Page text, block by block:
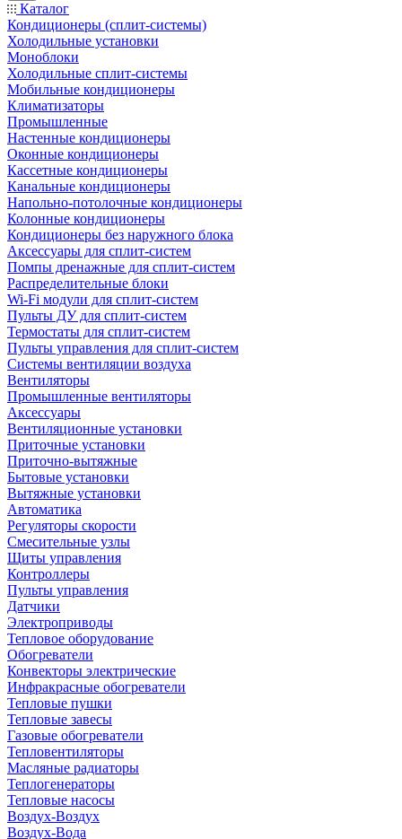
Каталог
Кондиционеры (сплит-системы)
Холодильные установки
Моноблоки
Холодильные сплит-системы
Мобильные кондиционеры
Климатизаторы
Промышленные
Настенные кондиционеры
Оконные кондиционеры
Кассетные кондиционеры
Канальные кондиционеры
Напольно-потолочные кондиционеры
Колонные кондиционеры
Кондиционеры без наружного блока
Аксессуары для сплит-систем
Помпы дренажные для сплит-систем
Распределительные блоки
Wi-Fi модули для сплит-систем
Пульты ДУ для сплит-систем
Термостаты для сплит-систем
Пульты управления для сплит-систем
Системы вентиляции воздуха
Вентиляторы
Промышленные вентиляторы
Аксессуары
Вентиляционные установки
Приточные установки
Приточно-вытяжные
Бытовые установки
Вытяжные установки
Автоматика
Регуляторы скорости
Смесительные узлы
Щиты управления
Контроллеры
Пульты управления
Датчики
Электроприводы
Тепловое оборудование
Обогреватели
Конвекторы электрические
Инфракрасные обогреватели
Тепловые пушки
Тепловые завесы
Газовые обогреватели
Тепловентиляторы
Масляные радиаторы
Теплогенераторы
Тепловые насосы
Воздух-Воздух
Воздух-Вода